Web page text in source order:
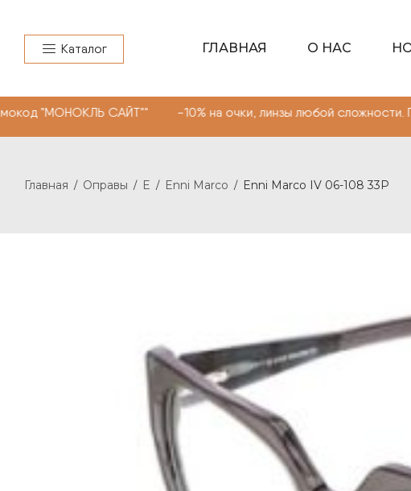
Каталог ГЛАВНАЯ О НАС
САЙТ"" -10% на очки, линзы любой сложности.
Главная / Оправы / E / Enni Marco / Enni Marco IV 06-108 33P